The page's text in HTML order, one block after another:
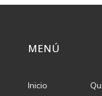
MENÚ
Inicio